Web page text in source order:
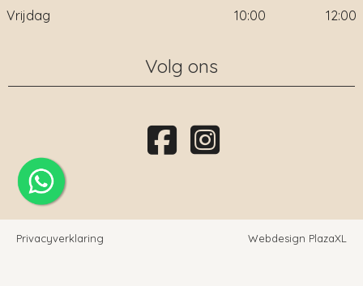
Vrijdag 10:00 12:00
Volg ons
Privacyverklaring Webdesign PlazaXL